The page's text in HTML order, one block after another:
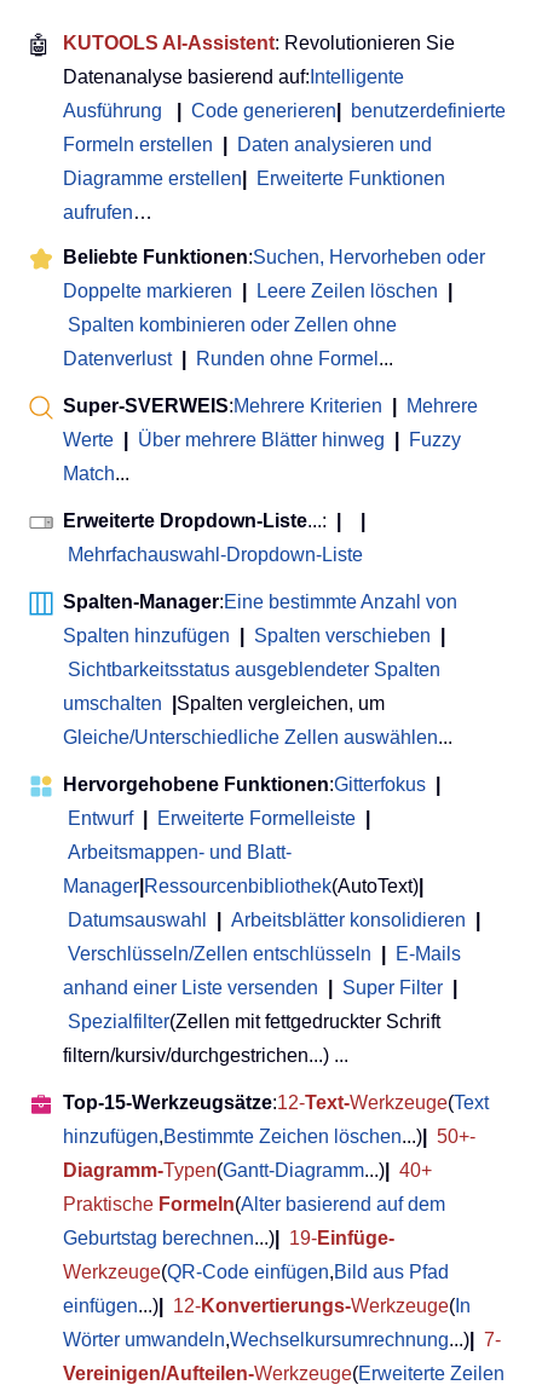
🤖 KUTOOLS AI-Assistent: Revolutionieren Sie
Datenanalyse basierend auf: Intelligente
Ausführung
Code generieren
benutzerdefinierte
Formeln erstellen
Daten analysieren und
Diagramme erstellen
Erweiterte Funktionen
aufrufen…
Beliebte Funktionen:Suchen, Hervorheben oder
Doppelte markieren
Leere Zeilen löschen
Spalten kombinieren oder Zellen ohne
Datenverlust
Runden ohne Formel ...
Super-SVERWEIS:Mehrere Kriterien
Mehrere
Werte
Über mehrere Blätter hinweg
Fuzzy
Match...
Erweiterte Dropdown-Liste...:
Mehrfachauswahl-Dropdown-Liste
Spalten-Manager:Eine bestimmte Anzahl von
Spalten hinzufügen
Spalten verschieben
Sichtbarkeitsstatus ausgeblendeter Spalten
umschalten
Spalten vergleichen, um
Gleiche/Unterschiedliche Zellen auswählen...
Hervorgehobene Funktionen:Gitterfokus
Entwurf
Erweiterte Formelleiste
Arbeitsmappen- und Blatt-
Manager Ressourcenbibliothek(AutoText)
Datumsauswahl
Arbeitsblätter konsolidieren
Verschlüsseln/Zellen entschlüsseln
E-Mails
anhand einer Liste versenden
Super Filter
Spezialfilter(Zellen mit fettgedruckter Schrift
filtern/kursiv/durchgestrichen...) ...
Top-15-Werkzeugsätze:12-Text-Werkzeuge(Text
hinzufügen,Bestimmte Zeichen löschen...)
50+-
Diagramm-Typen(Gantt-Diagramm...)
40+
Praktische Formeln(Alter basierend auf dem
Geburtstag berechnen...) 19-Einfüge-
Werkzeuge(QR-Code einfügen,Bild aus Pfad
einfügen...) 12-Konvertierungs-Werkzeuge( In
Wörter umwandeln,Wechselkursumrechnung...)
7-
Vereinigen/Aufteilen-Werkzeuge(Erweiterte Zeilen